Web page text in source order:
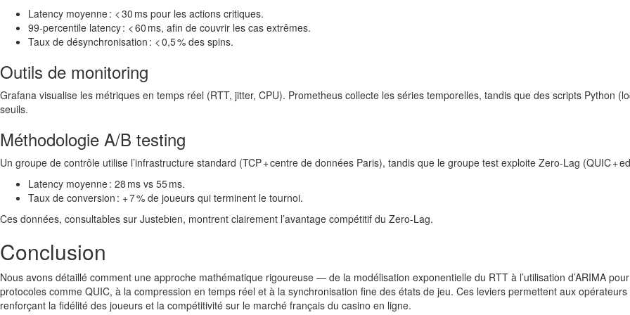
Latency moyenne : < 30 ms pour les actions critiques.
99‑percentile latency : < 60 ms, afin de couvrir les cas extrêmes.
Taux de désynchronisation : < 0,5 % des spins.
Outils de monitoring
Grafana visualise les métriques en temps réel (RTT, jitter, CPU). Prometheus collecte les séries temporelles, tandis que des scripts Python
seuils.
Méthodologie A/B testing
Un groupe de contrôle utilise l’infrastructure standard (TCP + centre de données Paris), tandis que le groupe test exploite Zero‑Lag (QUIC +
Latency moyenne : 28 ms vs 55 ms.
Taux de conversion : + 7 % de joueurs qui terminent le tournoi.
Ces données, consultables sur Justebien, montrent clairement l’avantage compétitif du Zero‑Lag.
Conclusion
Nous avons détaillé comment une approche mathématique rigoureuse — de la modélisation exponentielle du RTT à l’utilisation d’ARIMA
protocoles comme QUIC, à la compression en temps réel et à la synchronisation fine des états de jeu. Ces leviers permettent aux
renforçant la fidélité des joueurs et la compétitivité sur le marché français du casino en ligne.